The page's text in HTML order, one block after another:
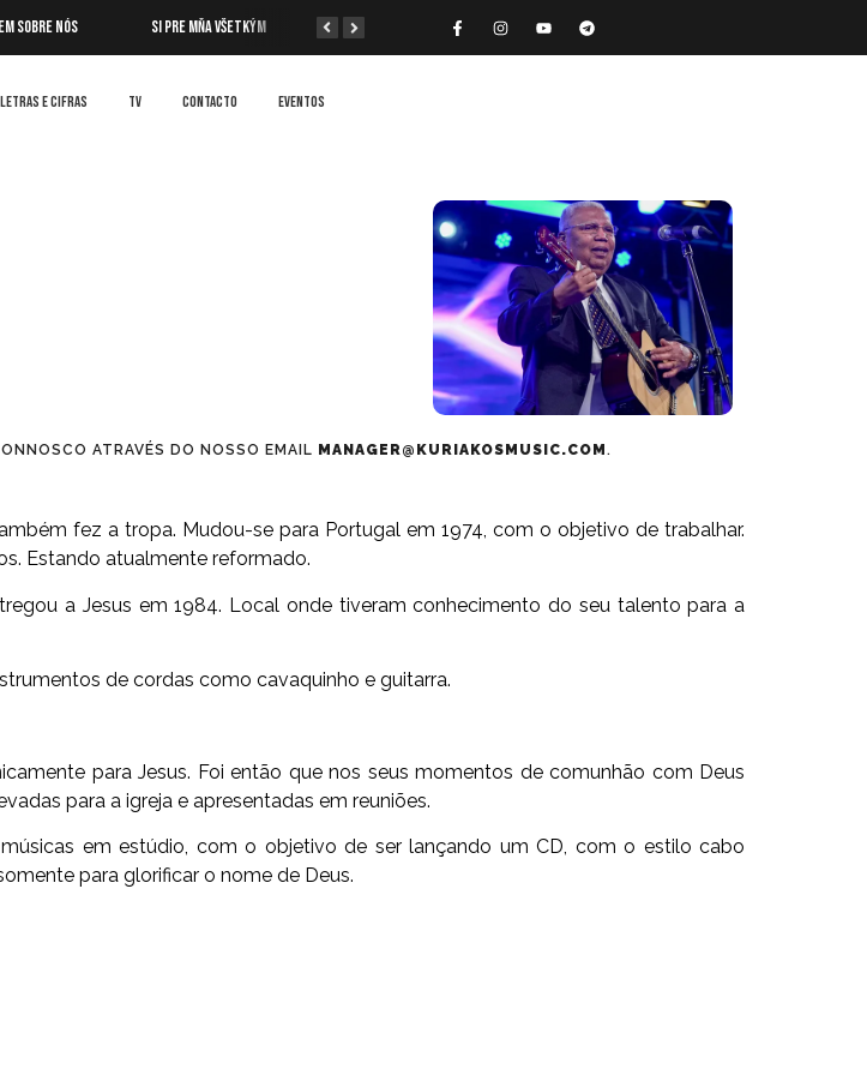
Sobre Nós Si Pre Mňa Všetkým Propósito Иисус из Назарета
LETRAS E CIFRAS TV CONTACTO EVENTOS
ATRAVÉS DO NOSSO EMAIL MANAGER@KURIAKOSMUSIC.COM .
fez a tropa. Mudou-se para Portugal em 1974, com o objetivo de trabalhar.
Estando atualmente reformado.
a Jesus em 1984. Local onde tiveram conhecimento do seu talento para a
de cordas como cavaquinho e guitarra.
para Jesus. Foi então que nos seus momentos de comunhão com Deus
para a igreja e apresentadas em reuniões.
em estúdio, com o objetivo de ser lançando um CD, com o estilo cabo
para glorificar o nome de Deus.